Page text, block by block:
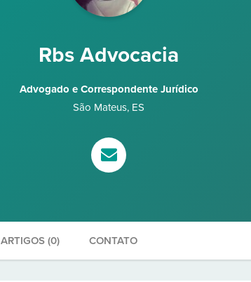
Rbs Advocacia
Advogado e Correspondente Jurídico
São Mateus, ES
ARTIGOS (0) CONTATO